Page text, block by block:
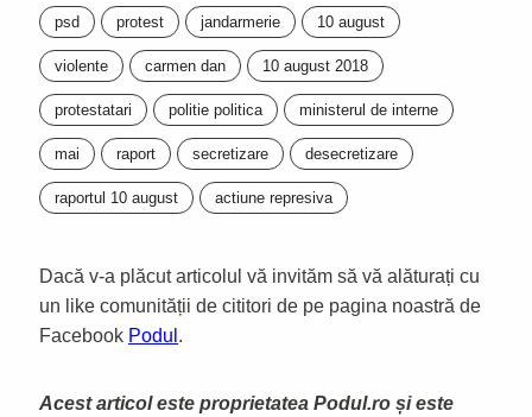
psd protest jandarmerie 10 august
violente carmen dan 10 august 2018
protestatari politie politica ministerul de interne
mai raport secretizare desecretizare
raportul 10 august actiune represiva
Dacă v-a plăcut articolul vă invităm să vă alăturați cu
un like comunității de cititori de pe pagina noastră de
Facebook Podul .
Acest articol este proprietatea Podul.ro și este